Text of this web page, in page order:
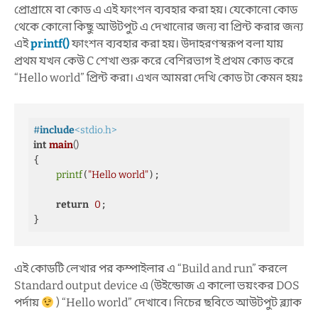
প্রোগ্রামে বা কোড এ এই ফাংশন ব্যবহার করা হয়। যেকোনো কোড
থেকে কোনো কিছু আউটপুট এ দেখানোর জন্য বা প্রিন্ট করার জন্য
এইprintf()ফাংশন ব্যবহার করা হয়। উদাহরণস্বরূপ বলা যায়
প্রথম যখন কেউ C শেখা শুরু করে বেশিরভাগ ই প্রথম কোড করে
“Hello world” প্রিন্ট করা। এখন আমরা দেখি কোড টা কেমন হয়ঃ
#include<stdio.h>
intmain()
{
printf("Hello world");
return 0 ;
}
এই কোডটি লেখার পর কম্পাইলার এ “Build and run”করলে
Standard output device এ (উইন্ডোজ এ কালো ভয়ংকর DOS
পর্দায়
) “Hello world” দেখাবে। নিচের ছবিতে আউটপুট ব্ল্যাক